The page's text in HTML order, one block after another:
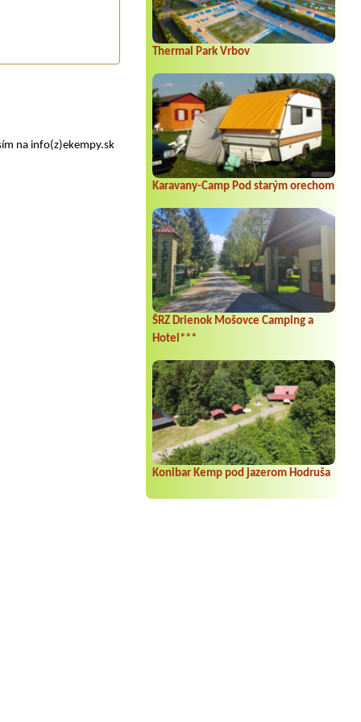
Thermal Park Vrbov
Karavany-Camp Pod starým orechom
ŠRZ Drienok Mošovce Camping a
Hotel***
Konibar Kemp pod jazerom Hodruša
na info(z)ekempy.sk